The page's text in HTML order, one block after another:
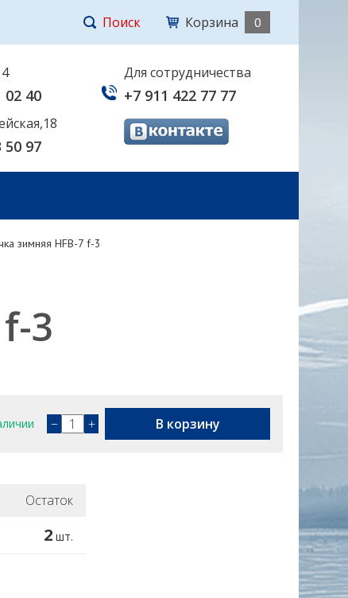
Поиск Корзина 0
02 40
50 97
Для сотрудничества
+7 911 422 77 77
зимняя HFB-7 f-3
3
− + В корзину
Остаток
2 шт.